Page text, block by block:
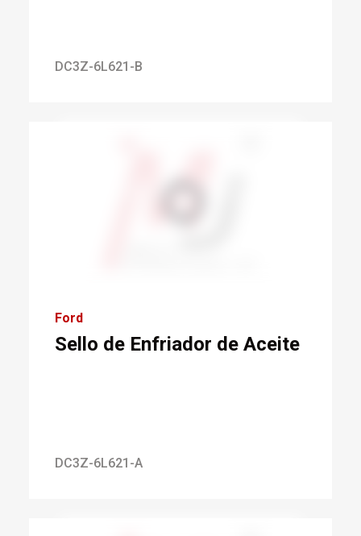
DC3Z-6L621-B
Ford
Sello de Enfriador de Aceite
DC3Z-6L621-A